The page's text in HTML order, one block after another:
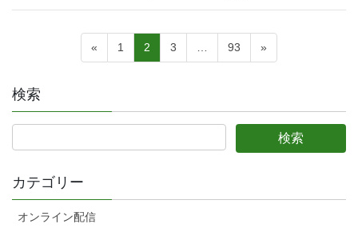
の
ペ
ー
ジ
送
«
ペ
ー
1
ペ
ー
2
ペ
ー
3
ペ
ー
93 »
検索
カテゴリー
オンライン配信